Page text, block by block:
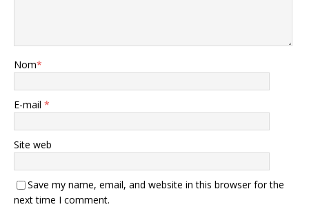
Nom*
E-mail *
Site web
Save my name, email, and website in this browser for the
next time I comment.